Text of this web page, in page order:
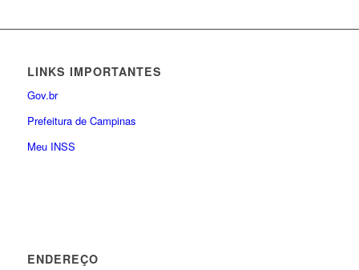
LINKS IMPORTANTES
Gov.br
Prefeitura de Campinas
Meu INSS
ENDEREÇO